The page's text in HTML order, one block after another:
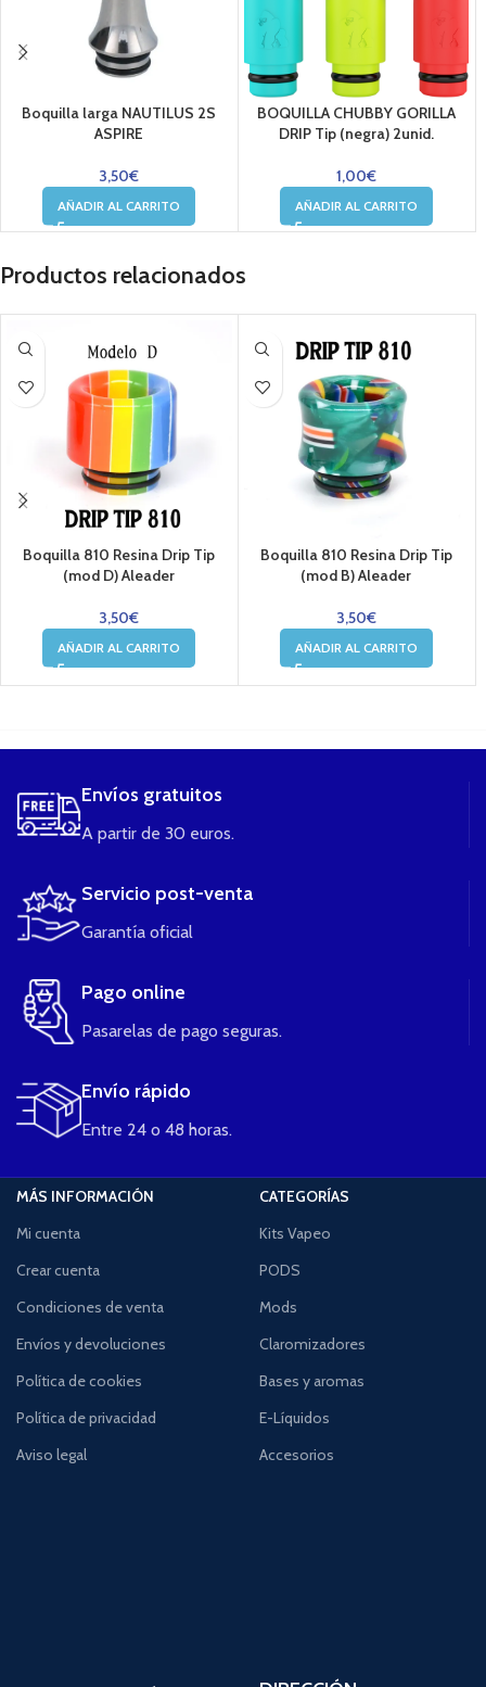
Boquilla larga NAUTILUS 2S
ASPIRE
3,50€
AÑADIR AL CARRITO
BOQUILLA CHUBBY GORILLA
DRIP Tip (negra) 2unid.
1,00€
AÑADIR AL CARRITO
Productos relacionados
Boquilla 810 Resina Drip Tip
(mod D) Aleader
3,50€
AÑADIR AL CARRITO
Boquilla 810 Resina Drip Tip
(mod B) Aleader
3,50€
AÑADIR AL CARRITO
Envíos gratuitos
A partir de 30 euros.
Servicio post-venta
Garantía oficial
Pago online
Pasarelas de pago seguras.
Envío rápido
Entre 24 o 48 horas.
MÁS INFORMACIÓN
Mi cuenta
Crear cuenta
Condiciones de venta
Envíos y devoluciones
Política de cookies
Política de privacidad
Aviso legal
CATEGORÍAS
Kits Vapeo
PODS
Mods
Claromizadores
Bases y aromas
E-Líquidos
Accesorios